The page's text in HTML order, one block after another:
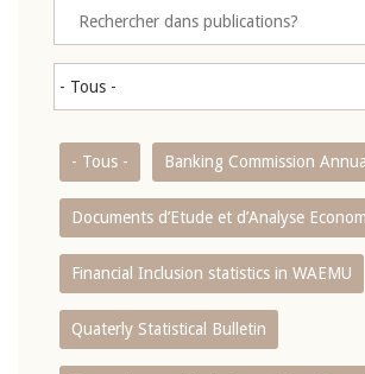
- Tous - Banking Commission
Documents d’Etude et d’Analyse
Financial Inclusion statistics in WAEMU
Quaterly Statistical Bulletin